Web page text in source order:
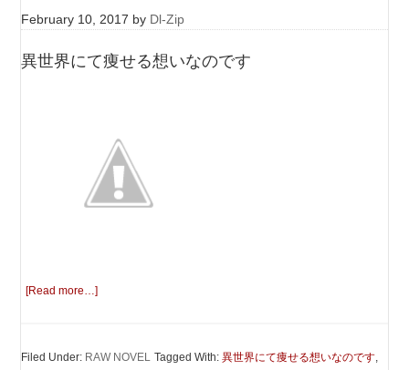
February 10, 2017 by Dl-Zip
異世界にて痩せる想いなのです
[Read more…]
Filed Under: RAW NOVEL Tagged With:異世界にて痩せる想いなのです,